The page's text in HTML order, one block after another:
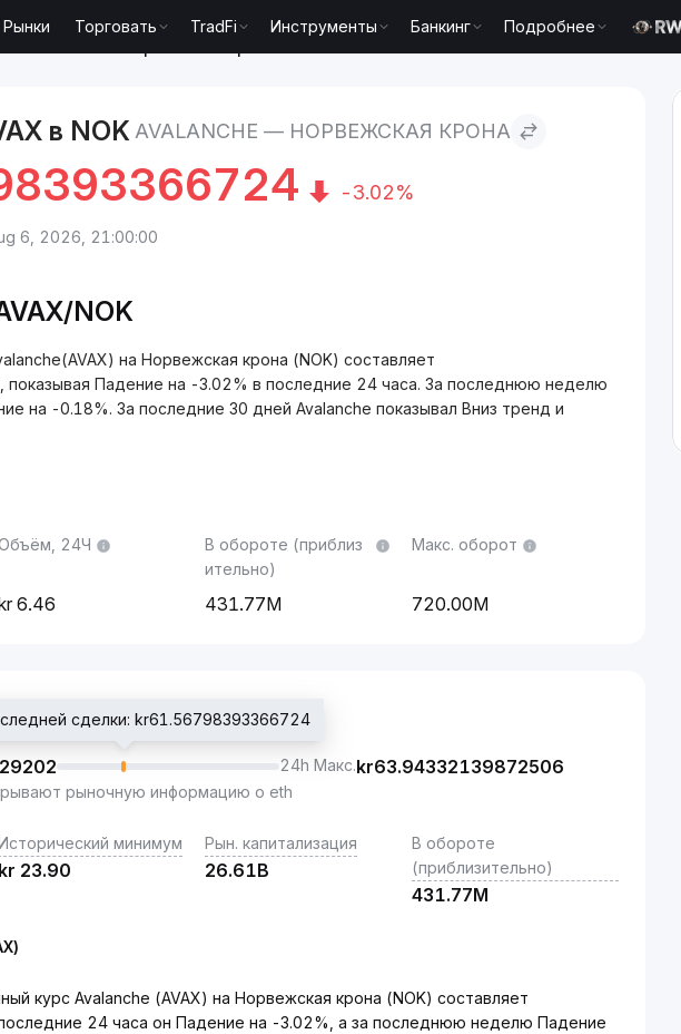
Рынки Торговать TradFi Инструменты Банкинг
Подробнее
в NOK AVALANCHE — НОРВЕЖСКАЯ КРОНА
-3.02%
6, 2026, 21:00:00
NOK
на Норвежская крона (NOK) составляет
показывая Падение на -3.02% в последние 24 часа. За последнюю неделю
на -0.18%. За последние 30 дней Avalanche показывал Вниз тренд и
24Ч
6.46
В обороте (приблиз
ительно)
431.77M
Макс. оборот
720.00M
сделки: kr61.56798393366724
24h Макс.kr63.94332139872506
рыночную информацию о eth
минимум
kr 23.90
Рын. капитализация
26.61B
В обороте
(приблизительно)
431.77M
курс Avalanche (AVAX) на Норвежская крона (NOK) составляет
24 часа он Падение на -3.02%, а за последнюю неделю Падение